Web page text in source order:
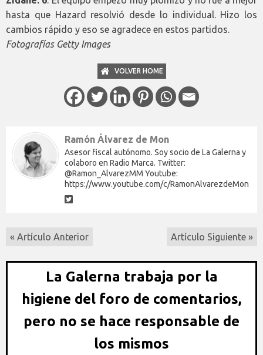
hasta que Hazard resolvió desde lo individual. Hizo los
cambios rápido y eso se agradece en estos partidos.
Fotografías Getty Images
VOLVER HOME
Ramón Álvarez de Mon
Asesor fiscal autónomo. Soy socio de La Galerna y
colaboro en Radio Marca. Twitter:
@Ramon_AlvarezMM Youtube:
https://www.youtube.com/c/RamonAlvarezdeMon
« Artículo Anterior Artículo Siguiente »
La Galerna trabaja por la
higiene del foro de comentarios,
pero no se hace responsable de
los mismos